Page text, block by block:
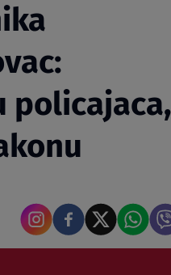
policajaca,